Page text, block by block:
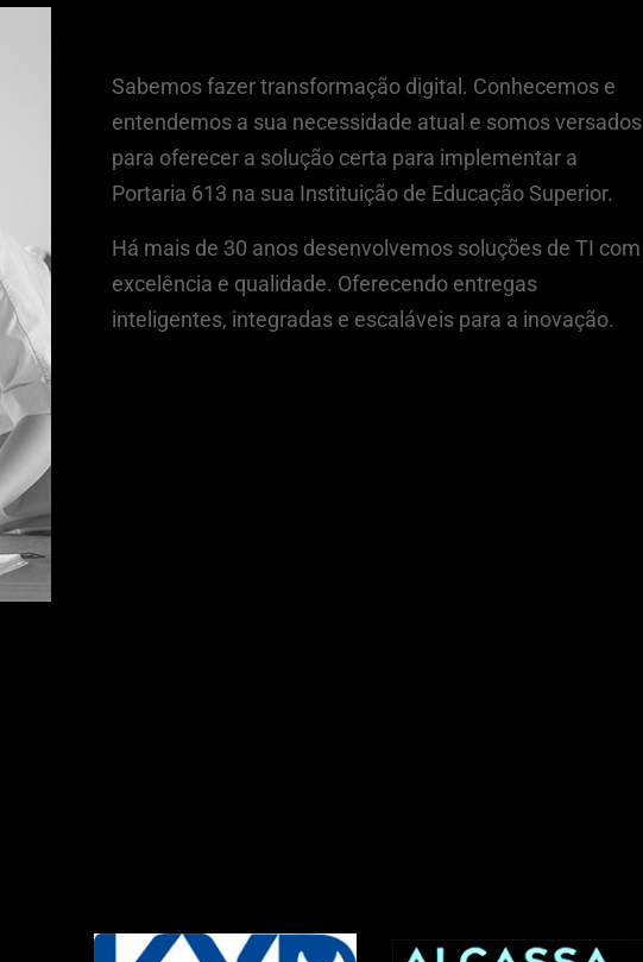
Sabemos fazer transformação digital. Conhecemos e
entendemos a sua necessidade atual e somos versados
para oferecer a solução certa para implementar a
Portaria 613 na sua Instituição de Educação Superior.
Há mais de 30 anos desenvolvemos soluções de TI com
excelência e qualidade. Oferecendo entregas
inteligentes, integradas e escaláveis para a inovação.